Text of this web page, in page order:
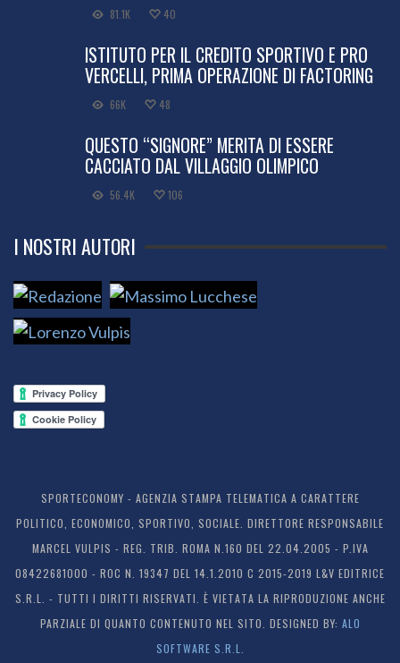
81.1K 40
ISTITUTO PER IL CREDITO SPORTIVO E PRO
VERCELLI, PRIMA OPERAZIONE DI FACTORING
66K 48
QUESTO “SIGNORE” MERITA DI ESSERE
CACCIATO DAL VILLAGGIO OLIMPICO
56.4K 106
I NOSTRI AUTORI
SPORTECONOMY - AGENZIA STAMPA TELEMATICA A CARATTERE
POLITICO, ECONOMICO, SPORTIVO, SOCIALE. DIRETTORE RESPONSABILE
MARCEL VULPIS - REG. TRIB. ROMA N.160 DEL 22.04.2005 - P.IVA
08422681000 - ROC N. 19347 DEL 14.1.2010 C 2015-2019 L&V EDITRICE
S.R.L. - TUTTI I DIRITTI RISERVATI. È VIETATA LA RIPRODUZIONE ANCHE
PARZIALE DI QUANTO CONTENUTO NEL SITO. DESIGNED BY: ALO
SOFTWARE S.R.L.